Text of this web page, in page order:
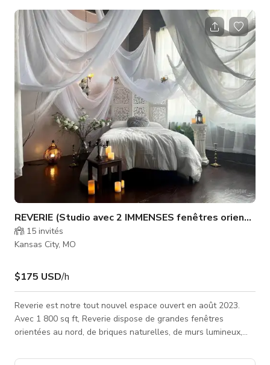
velours, draps en satin, accents dorés, lustres en verre, et
bien plus encore. Bien que ce studio ait été conçu pour des
séances boudoir, c'est aussi un excellent espace pour les
séances maternité, glamour, mode et créatives ! Quelques
caractérist
REVERIE (Studio avec 2 IMMENSES fenêtres orientées
15 invités
Kansas City, MO
$175 USD/h
Reverie est notre tout nouvel espace ouvert en août 2023.
Avec 1 800 sq ft, Reverie dispose de grandes fenêtres
orientées au nord, de briques naturelles, de murs lumineux,
station coiffure et maquillage et d'un espace de change.